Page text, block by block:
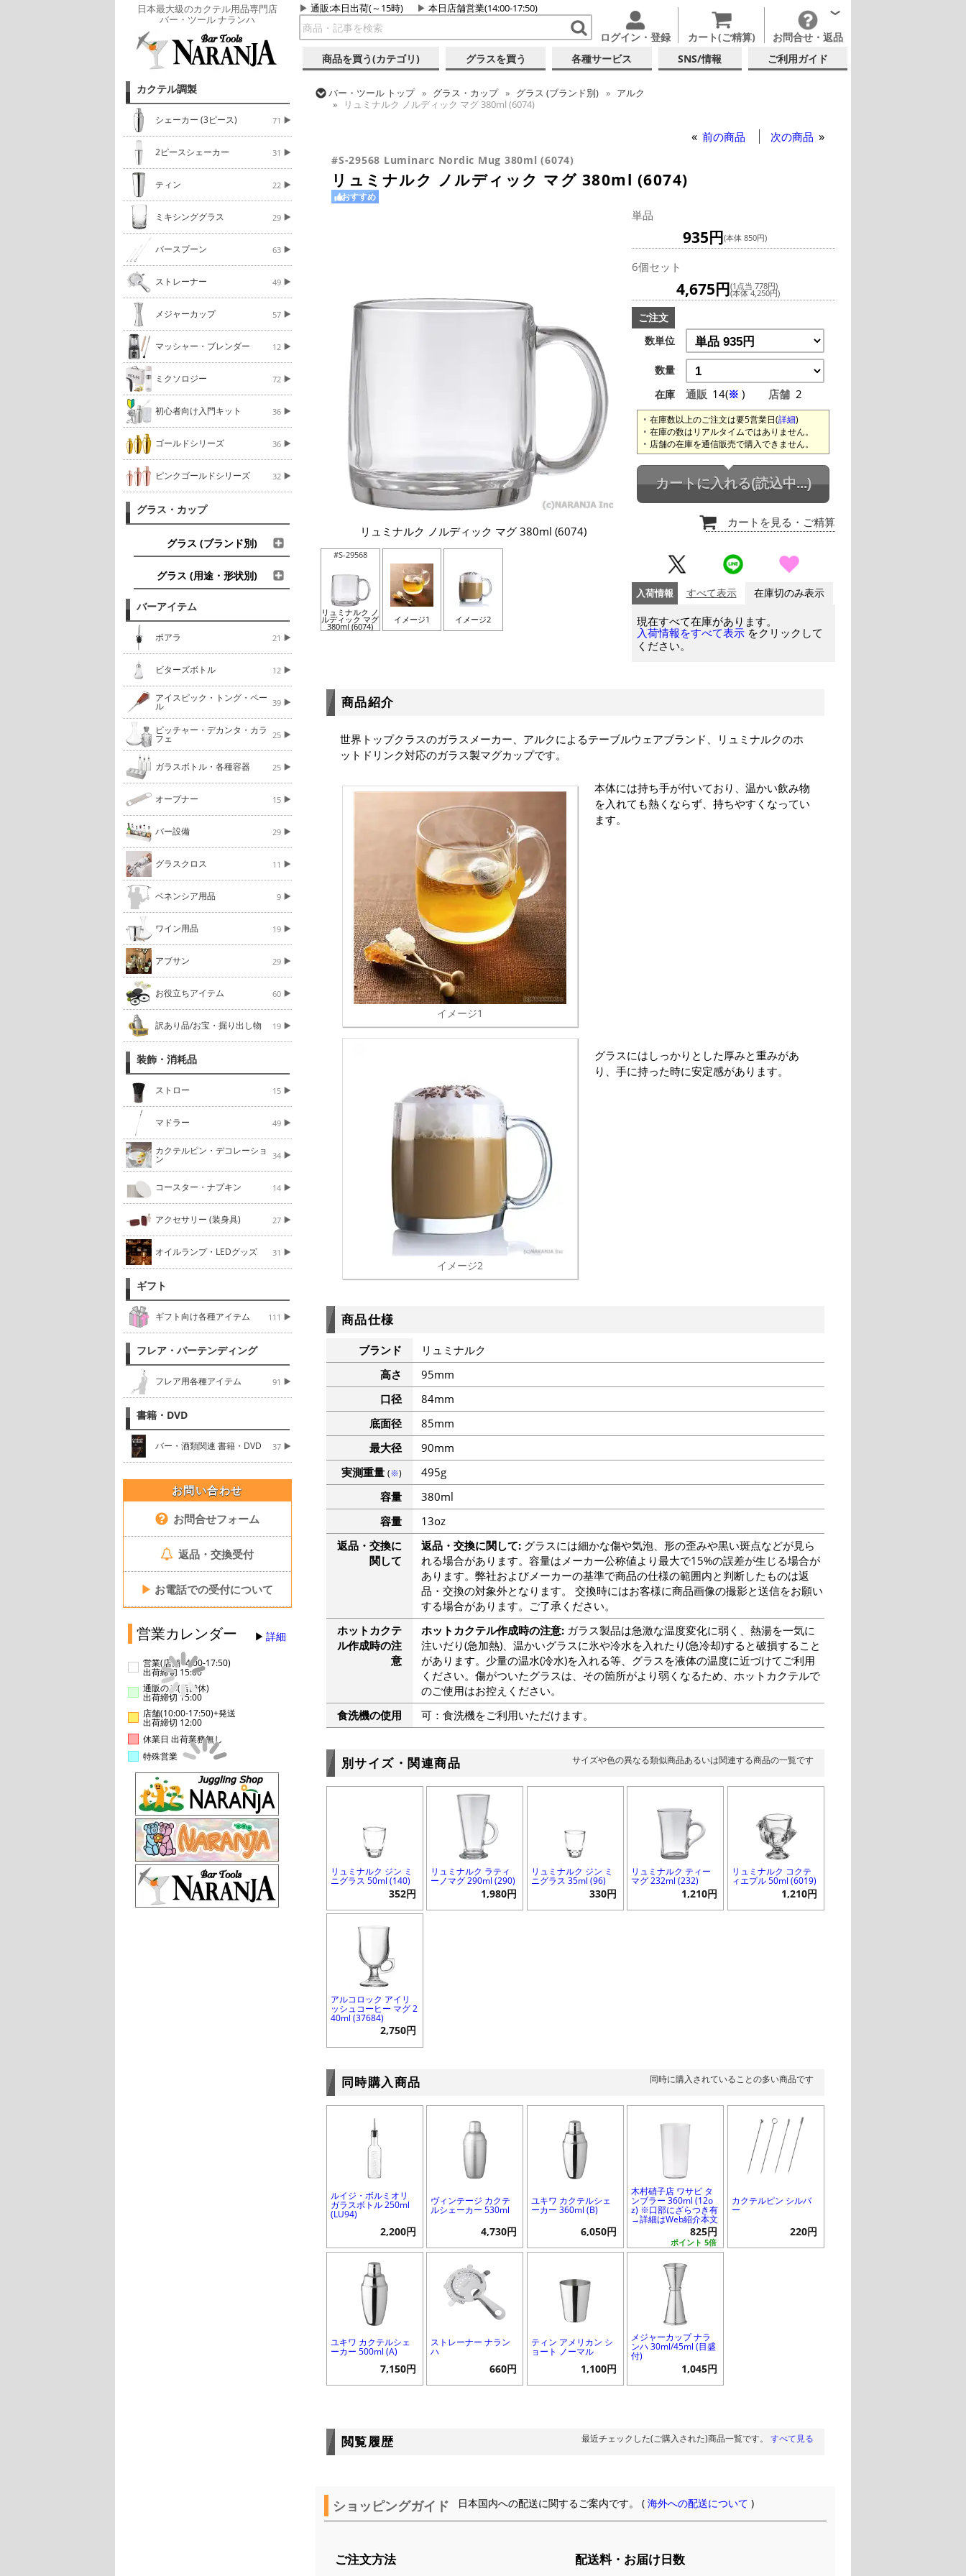
日本最大級のカクテル用品専門店
バー・ツール ナランハ
通販:本日出荷(～15時) 本日店舗営業(14:00-17:50)
ログイン・登録 カート(ご精算) お問合せ・返品
商品を買う(カテゴリ) グラスを買う 各種サービス SNS/情報 ご利用ガイド
カクテル調製
シェーカー (3ピース) 71
2ピースシェーカー 31
ティン 22
ミキシンググラス 29
バースプーン 63
ストレーナー 49
メジャーカップ 57
マッシャー・ブレンダー 12
ミクソロジー 72
初心者向け入門キット 36
ゴールドシリーズ 36
ピンクゴールドシリーズ 32
グラス・カップ
グラス (ブランド別)
グラス (用途・形状別)
バーアイテム
ポアラ 21
ビターズボトル 12
アイスピック・トング・ペー
ル 39
ピッチャー・デカンタ・カラ
フェ 25
ガラスボトル・各種容器 25
オープナー 15
バー設備 29
グラスクロス 11
ベネンシア用品 9
ワイン用品 19
アブサン 29
お役立ちアイテム 60
訳あり品/お宝・掘り出し物 19
装飾・消耗品
ストロー 15
マドラー 49
カクテルピン・デコレーショ
ン 34
コースター・ナプキン 14
アクセサリー (装身具) 27
オイルランプ・LEDグッズ 31
ギフト
ギフト向け各種アイテム 111
フレア・バーテンディング
フレア用各種アイテム 91
書籍・DVD
バー・酒類関連 書籍・DVD 37
お問い合わせ
お問合せフォーム
返品・交換受付
▶ お電話での受付について
営業カレンダー 詳細
営業(店舗14:00-17:50)
出荷締切 15:00
通販のみ(店舗休)
出荷締切 15:00
店舗(10:00-17:50)+発送
出荷締切 12:00
休業日 出荷業務無し
特殊営業
バー・ツール トップ グラス・カップ グラス (ブランド別)
アルク
リュミナルク ノルディック マグ 380ml (6074)
前の商品 次の商品
#S-29568 Luminarc Nordic Mug 380ml (6074)
リュミナルク ノルディック マグ 380ml (6074)
おすすめ
リュミナルク ノルディック マグ 380ml (6074)
#S-29568
リュミナルク ノ
ルディック マグ
380ml (6074)
イメージ1 イメージ2
単品
935円(本体 850円)
6個セット
4,675円(1点当 778円)
(本体 4,250円)
ご注文
数単位
数量
在庫
通販 14(※ ) 店舗 2
在庫数以上のご注文は要5営業日(詳細)
在庫の数はリアルタイムではありません。
店舗の在庫を通信販売で購入できません。
カートに入れる(読込中...)
カートを見る ・ご精算
入荷情報 すべて表示 在庫切のみ表示
現在すべて在庫があります。
入荷情報をすべて表示 をクリックして
ください。
商品紹介
世界トップクラスのガラスメーカー、アルクによるテーブルウェアブランド、リュミナルクのホ
ットドリンク対応のガラス製マグカップです。
イメージ1
本体には持ち手が付いており、温かい飲み物
を入れても熱くならず、持ちやすくなってい
ます。
イメージ2
グラスにはしっかりとした厚みと重みがあ
り、手に持った時に安定感があります。
商品仕様
ブランド
リュミナルク
高さ
95mm
口径
84mm
底面径
85mm
最大径
90mm
実測重量 (※)
495g
容量
380ml
容量
13oz
返品・交換に
関して
返品・交換に関して:グラスには細かな傷や気泡、形の歪みや黒い斑点などが見ら
れる場合があります。容量はメーカー公称値より最大で15%の誤差が生じる場合が
あります。弊社およびメーカーの基準で商品の仕様の範囲内と判断したものは返
品・交換の対象外となります。 交換時にはお客様に商品画像の撮影と送信をお願い
する場合があります。ご了承ください。
ホットカクテ
ル作成時の注
意
ホットカクテル作成時の注意:ガラス製品は急激な温度変化に弱く、熱湯を一気に
注いだり(急加熱)、温かいグラスに氷や冷水を入れたり(急冷却)すると破損すること
があります。少量の温水(冷水)を入れる等、グラスを液体の温度に近づけてご利用
ください。傷がついたグラスは、その箇所がより弱くなるため、ホットカクテルで
のご使用はお控えください。
食洗機の使用
可：食洗機をご利用いただけます。
別サイズ・関連商品 サイズや色の異なる類似商品あるいは関連する商品の一覧です
リュミナルク ジン ミ
ニグラス 50ml (140)
352円
リュミナルク ラティ
ーノマグ 290ml (290)
1,980円
リュミナルク ジン ミ
ニグラス 35ml (96)
330円
リュミナルク ティー
マグ 232ml (232)
1,210円
リュミナルク コクテ
ィエプル 50ml (6019)
1,210円
アルコロック アイリ
ッシュコーヒー マグ 2
40ml (37684)
2,750円
同時購入商品 同時に購入されていることの多い商品です
ルイジ・ボルミオリ
ガラスボトル 250ml
(LU94)
2,200円
ヴィンテージ カクテ
ルシェーカー 530ml
4,730円
ユキワ カクテルシェ
ーカー 360ml (B)
6,050円
木村硝子店 ワサビ タ
ンブラー 360ml (12o
z) ※口部にざらつき有
→詳細はWeb紹介本文
ポイント 5倍
825円
カクテルピン シルバ
ー
220円
ユキワ カクテルシェ
ーカー 500ml (A)
7,150円
ストレーナー ナラン
ハ
660円
ティン アメリカン シ
ョート ノーマル
1,100円
メジャーカップ ナラ
ンハ 30ml/45ml (目盛
付)
1,045円
閲覧履歴 最近チェックした(ご購入された)商品一覧です。 すべて見る
ショッピングガイド 日本国内への配送に関するご案内です。 (海外への配送について )
ご注文方法 配送料・お届け日数